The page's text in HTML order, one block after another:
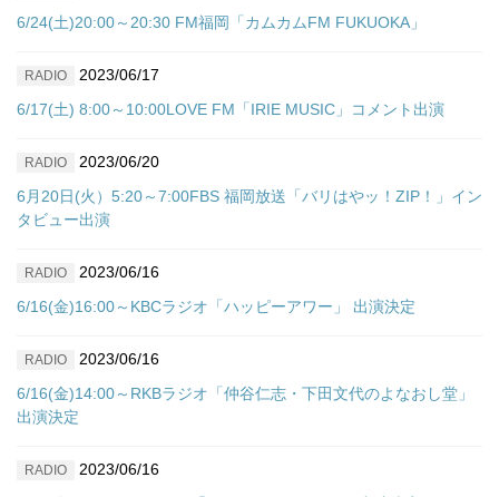
6/24(土)20:00～20:30 FM福岡「カムカムFM FUKUOKA」
RADIO
2023/06/17
6/17(土) 8:00～10:00LOVE FM「IRIE MUSIC」コメント出演
RADIO
2023/06/20
6月20日(火）5:20～7:00FBS 福岡放送「バリはやッ！ZIP！」イン
タビュー出演
RADIO
2023/06/16
6/16(金)16:00～KBCラジオ「ハッピーアワー」 出演決定
RADIO
2023/06/16
6/16(金)14:00～RKBラジオ「仲谷仁志・下田文代のよなおし堂」
出演決定
RADIO
2023/06/16